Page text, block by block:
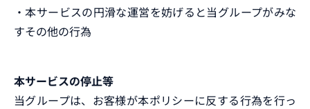
・本サービスの円滑な運営を妨げると当グループがみな
すその他の行為
本サービスの停止等
当グループは、お客様が本ポリシーに反する行為を行っ